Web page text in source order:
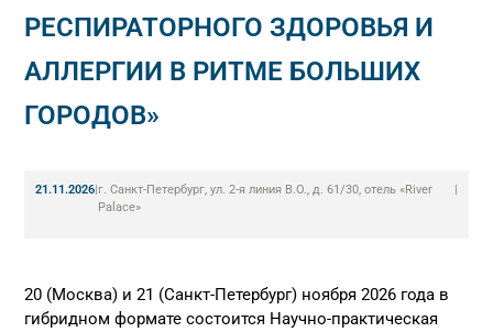
РЕСПИРАТОРНОГО ЗДОРОВЬЯ И
АЛЛЕРГИИ В РИТМЕ БОЛЬШИХ
ГОРОДОВ»
21.11.2026|г. Санкт-Петербург, ул. 2-я линия В.О., д. 61/30, отель «River
Palace»
|
20 (Москва) и 21 (Санкт-Петербург) ноября 2026 года в
гибридном формате состоится Научно-практическая